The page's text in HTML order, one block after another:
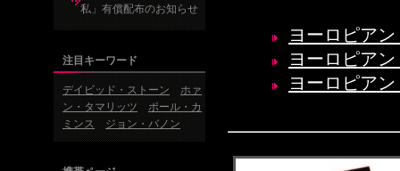
私」有償配布のお知らせ
注目キーワード
デイビッド・ストーン
ホァ
ン・タマリッツ
ポール・カ
ミンス
ジョン・バノン
ヨーロピア
ヨーロピア
ヨーロピア